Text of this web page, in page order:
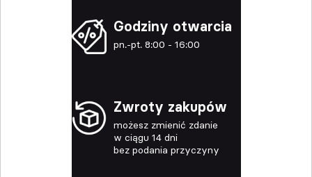
Godziny otwarcia
pn.-pt. 8:00 - 16:00
Zwroty zakupów
możesz zmienić zdanie
w ciągu 14 dni
bez podania przyczyny